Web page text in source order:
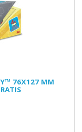
76X127 MM